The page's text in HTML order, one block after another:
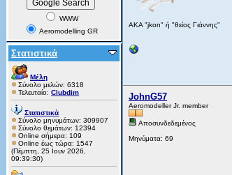
WWW
Aeromodelling GR
Στατιστικά
Μέλη
Σύνολο μελών: 6318
Τελευταίο: Clubdim
Στατιστικά
Σύνολο μηνυμάτων: 309907
Σύνολο θεμάτων: 12394
Online σήμερα: 109
Online έως τώρα: 1547
(Πέμπτη, 25 Ιουν 2026,
09:39:30)
AKA "jkon" ή "θείος Γιάννης"
JohnG57
Aeromodeller Jr. member
Αποσυνδεδεμένος
Μηνύματα: 69